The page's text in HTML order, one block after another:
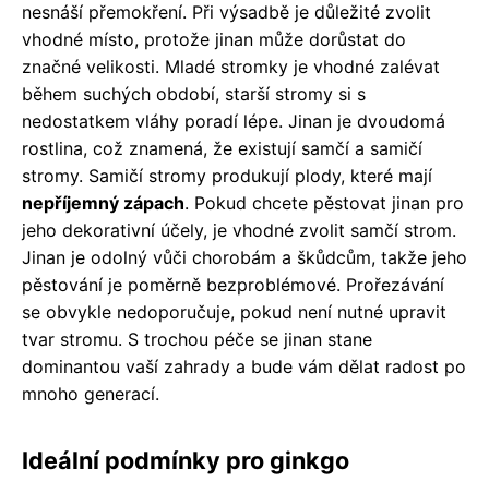
nesnáší přemokření. Při výsadbě je důležité zvolit
vhodné místo, protože jinan může dorůstat do
značné velikosti. Mladé stromky je vhodné zalévat
během suchých období, starší stromy si s
nedostatkem vláhy poradí lépe. Jinan je dvoudomá
rostlina, což znamená, že existují samčí a samičí
stromy. Samičí stromy produkují plody, které mají
nepříjemný zápach. Pokud chcete pěstovat jinan pro
jeho dekorativní účely, je vhodné zvolit samčí strom.
Jinan je odolný vůči chorobám a škůdcům, takže jeho
pěstování je poměrně bezproblémové. Prořezávání
se obvykle nedoporučuje, pokud není nutné upravit
tvar stromu. S trochou péče se jinan stane
dominantou vaší zahrady a bude vám dělat radost po
mnoho generací.
Ideální podmínky pro ginkgo